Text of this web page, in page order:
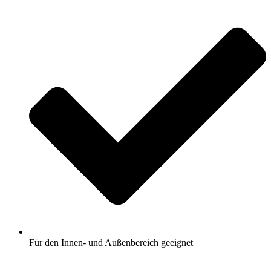
Für den Innen- und Außenbereich geeignet